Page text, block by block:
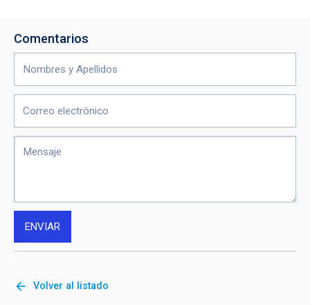
Comentarios
arrow_back Volver al listado